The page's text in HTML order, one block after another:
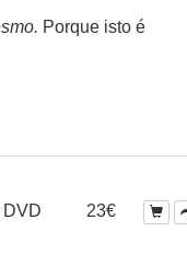
Porque isto é
DVD 23€